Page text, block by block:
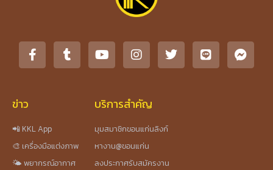
ข่าว
📲 KKL App
🎨 เครื่องมือแต่งภาพ
🌤️ พยากรณ์อากาศ
บริการสำคัญ
มุมสมาชิกขอนแก่นลิงก์
หางาน@ขอนแก่น
ลงประกาศรับสมัครงาน